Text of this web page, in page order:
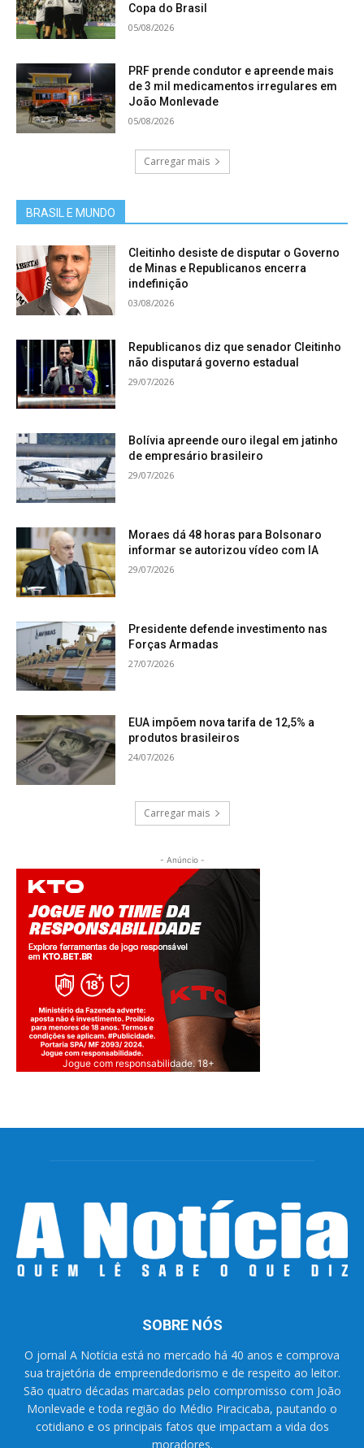
Copa do Brasil
05/08/2026
PRF prende condutor e apreende mais
de 3 mil medicamentos irregulares em
João Monlevade
05/08/2026
Carregar mais
BRASIL E MUNDO
Cleitinho desiste de disputar o Governo
de Minas e Republicanos encerra
indefinição
03/08/2026
Republicanos diz que senador Cleitinho
não disputará governo estadual
29/07/2026
Bolívia apreende ouro ilegal em jatinho
de empresário brasileiro
29/07/2026
Moraes dá 48 horas para Bolsonaro
informar se autorizou vídeo com IA
29/07/2026
Presidente defende investimento nas
Forças Armadas
27/07/2026
EUA impõem nova tarifa de 12,5% a
produtos brasileiros
24/07/2026
Carregar mais
- Anúncio -
Jogue com responsabilidade. 18+
SOBRE NÓS
O jornal A Notícia está no mercado há 40 anos e comprova
sua trajetória de empreendedorismo e de respeito ao leitor.
São quatro décadas marcadas pelo compromisso com João
Monlevade e toda região do Médio Piracicaba, pautando o
cotidiano e os principais fatos que impactam a vida dos
moradores.